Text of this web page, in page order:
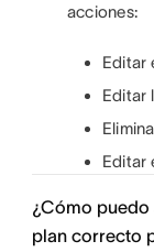
acciones:
Editar
Editar
Editar
¿Cómo puedo
plan correcto